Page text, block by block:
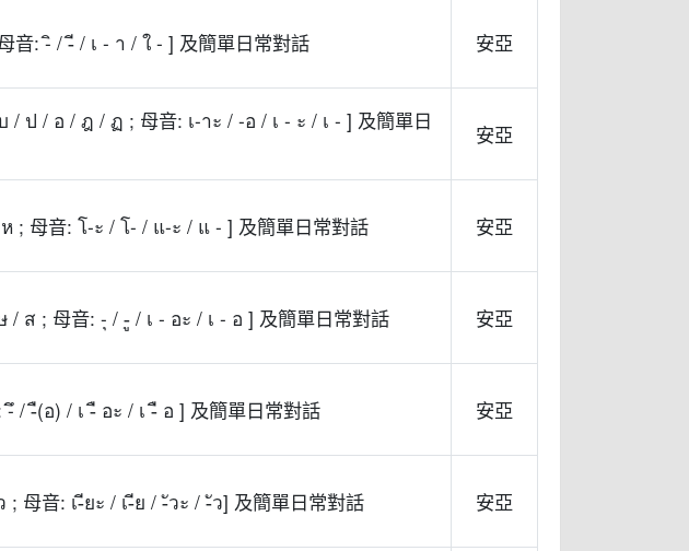
音: -ิ / -ี / เ - า / ใ - ] 及簡單日常對話 安亞
ป / อ / ฎ / ฏ ; 母音: เ-าะ / -อ / เ - ะ / เ - ] 及簡單日
安亞
; 母音: โ-ะ / โ- / แ-ะ / แ - ] 及簡單日常對話 安亞
ส ; 母音: -ุ / -ู / เ - อะ / เ - อ ] 及簡單日常對話 安亞
/ -ื(อ) / เ -ื อะ / เ -ื อ ] 及簡單日常對話 安亞
母音: เ-ียะ / เ-ีย / -ัวะ / -ัว] 及簡單日常對話 安亞